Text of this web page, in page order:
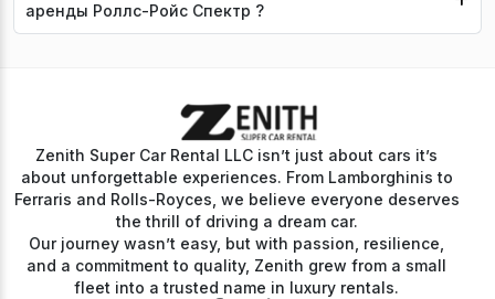
аренды Роллс-Ройс Спектр ?
Zenith Super Car Rental LLC isn’t just about cars it’s
about unforgettable experiences. From Lamborghinis to
Ferraris and Rolls-Royces, we believe everyone deserves
the thrill of driving a dream car.
Our journey wasn’t easy, but with passion, resilience,
and a commitment to quality, Zenith grew from a small
fleet into a trusted name in luxury rentals.